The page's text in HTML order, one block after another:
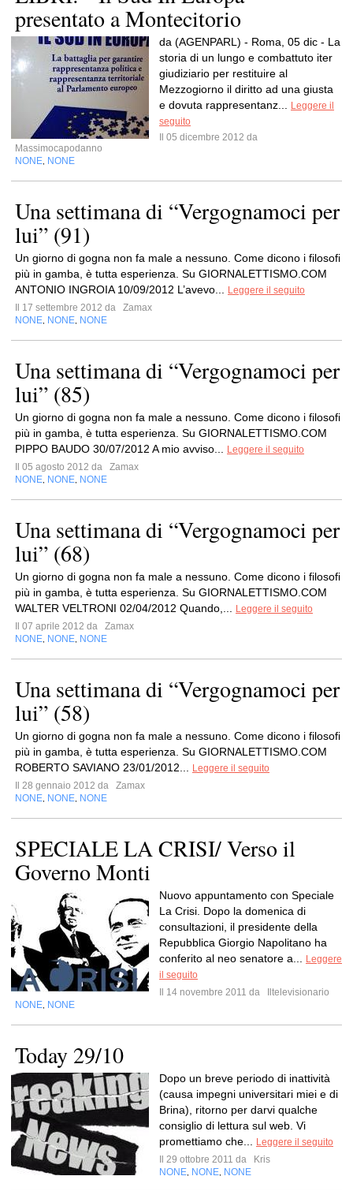
presentato a Montecitorio
da (AGENPARL) - Roma, 05 dic - La
storia di un lungo e combattuto iter
giudiziario per restituire al
Mezzogiorno il diritto ad una giusta
e dovuta rappresentanz...
Leggere il
seguito
Il 05 dicembre 2012 da
Massimocapodanno
NONE NONE
Una settimana di “Vergognamoci per
lui” (91)
Un giorno di gogna non fa male a nessuno. Come dicono i filosofi
più in gamba, è tutta esperienza. Su GIORNALETTISMO.COM
ANTONIO INGROIA 10/09/2012 L’avevo...
Leggere il seguito
Il 17 settembre 2012 da
Zamax
NONE NONE NONE
Una settimana di “Vergognamoci per
lui” (85)
Un giorno di gogna non fa male a nessuno. Come dicono i filosofi
più in gamba, è tutta esperienza. Su GIORNALETTISMO.COM
PIPPO BAUDO 30/07/2012 A mio avviso...
Leggere il seguito
Il 05 agosto 2012 da
Zamax
NONE NONE NONE
Una settimana di “Vergognamoci per
lui” (68)
Un giorno di gogna non fa male a nessuno. Come dicono i filosofi
più in gamba, è tutta esperienza. Su GIORNALETTISMO.COM
WALTER VELTRONI 02/04/2012 Quando,...
Leggere il seguito
Il 07 aprile 2012 da
Zamax
NONE NONE NONE
Una settimana di “Vergognamoci per
lui” (58)
Un giorno di gogna non fa male a nessuno. Come dicono i filosofi
più in gamba, è tutta esperienza. Su GIORNALETTISMO.COM
ROBERTO SAVIANO 23/01/2012...
Leggere il seguito
Il 28 gennaio 2012 da
Zamax
NONE NONE NONE
SPECIALE LA CRISI/ Verso il
Governo Monti
Nuovo appuntamento con Speciale
La Crisi. Dopo la domenica di
consultazioni, il presidente della
Repubblica Giorgio Napolitano ha
conferito al neo senatore a...
Leggere
il seguito
Il 14 novembre 2011 da
Iltelevisionario
NONE NONE
Today 29/10
Dopo un breve periodo di inattività
(causa impegni universitari miei e di
Brina), ritorno per darvi qualche
consiglio di lettura sul web. Vi
promettiamo che...
Leggere il seguito
Il 29 ottobre 2011 da
Kris
NONE NONE NONE